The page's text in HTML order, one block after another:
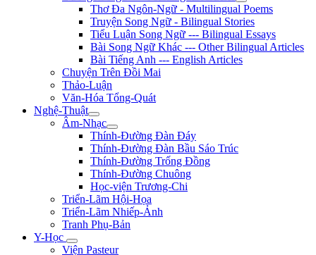
Thơ Đa Ngôn-Ngữ - Multilingual Poems
Truyện Song Ngữ - Bilingual Stories
Tiểu Luận Song Ngữ --- Bilingual Essays
Bài Song Ngữ Khác --- Other Bilingual Articles
Bài Tiếng Anh --- English Articles
Chuyện Trên Đồi Mai
Thảo-Luận
Văn-Hóa Tổng-Quát
Nghệ-Thuật
Âm-Nhạc
Thính-Đường Đàn Đáy
Thính-Đường Đàn Bầu Sáo Trúc
Thính-Đường Trống Đồng
Thính-Đường Chuông
Học-viện Trương-Chi
Triển-Lãm Hội-Họa
Triển-Lãm Nhiếp-Ảnh
Tranh Phụ-Bản
Y-Học
Viện Pasteur